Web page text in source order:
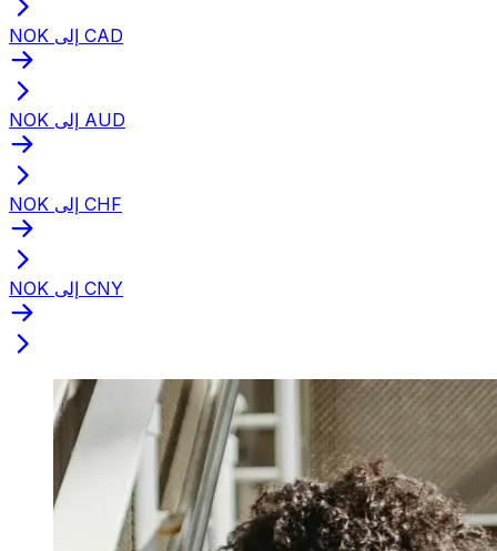
NOK إلى CAD
NOK إلى AUD
NOK إلى CHF
NOK إلى CNY